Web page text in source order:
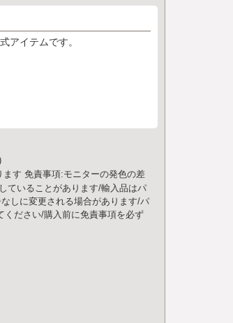
アイテムです。
ます 免責事項:モニターの発色の差
ていることがあります/輸入品はパ
しに変更される場合があります/パ
ください/購入前に免責事項を必ず